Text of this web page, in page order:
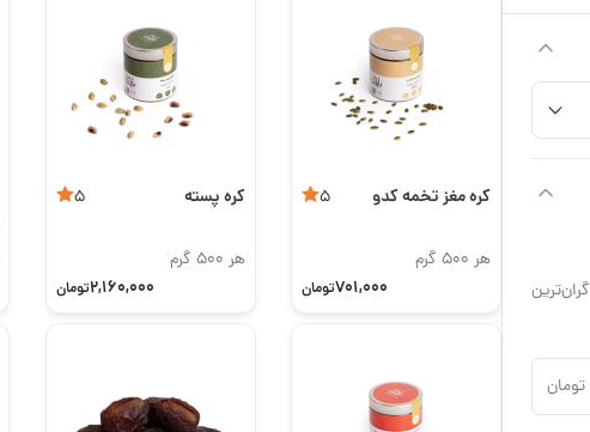
گران‌ترین
تومان
کره مغز تخمه کدو 5
هر 500 گرم
701,000تومان
کره پسته 5
هر 500 گرم
2,160,000تومان